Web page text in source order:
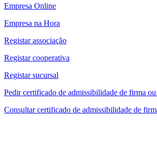
Empresa Online
Empresa na Hora
Registar associação
Registar cooperativa
Registar sucursal
Pedir certificado de admissibilidade de firma
Consultar certificado de admissibilidade de